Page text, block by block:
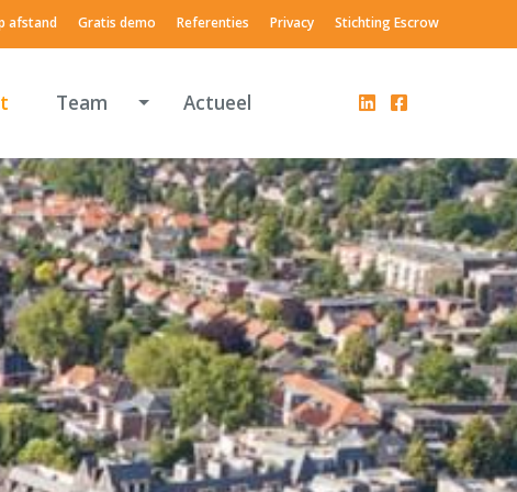
afstand Gratis demo Referenties Privacy Stichting Escrow
Team Toggle Dropdown
Actueel